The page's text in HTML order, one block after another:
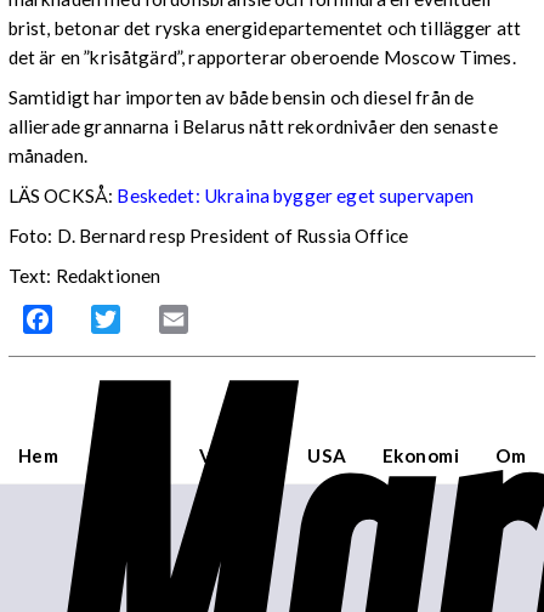
brist, betonar det ryska energidepartementet och tillägger att
det är en ”krisåtgärd”, rapporterar oberoende Moscow Times.
Samtidigt har importen av både bensin och diesel från de
allierade grannarna i Belarus nått rekordnivåer den senaste
månaden.
LÄS OCKSÅ: Beskedet: Ukraina bygger eget supervapen
Foto: D. Bernard resp President of Russia Office
Text: Redaktionen
Facebook Twitter
Hem Världen USA Ekonomi Om